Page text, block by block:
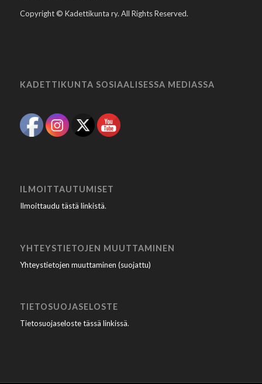
Copyright © Kadettikunta ry. All Rights Reserved.
KADETTIKUNTA SOSIAALISESSA MEDIASSA
ILMOITTAUTUMISET
Ilmoittaudu tästä linkistä.
YHTEYSTIETOJEN MUUTTAMINEN
Yhteystietojen muuttaminen (suojattu)
TIETOSUOJASELOSTE
Tietosuojaseloste tässä linkissä.